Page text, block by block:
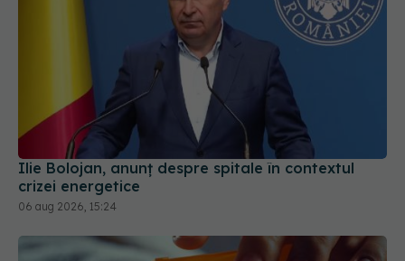
Ilie Bolojan, anunț despre spitale în contextul
crizei energetice
06 aug 2026, 15:24